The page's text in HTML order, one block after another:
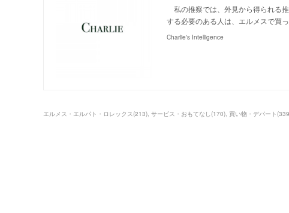
私の推察では、外見から得られる
する必要のある人は、エルメスで買
Charlie's Intelligence
エルメス・エルパト・ロレックス(213) サービス・おもてなし(170) 買い物・デパート(339